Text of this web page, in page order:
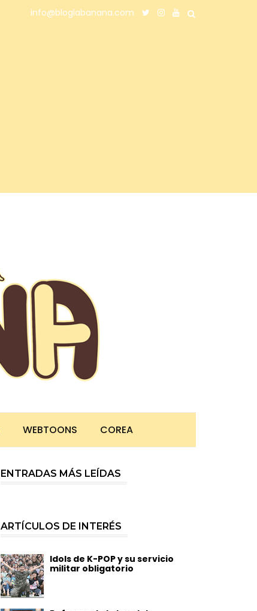
info@bloglabanana.com
WEBTOONS COREA
ENTRADAS MÁS LEÍDAS
ARTÍCULOS DE INTERÉS
Idols de K-POP y su servicio
militar obligatorio